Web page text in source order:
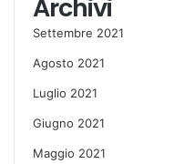
Archivi
Settembre 2021
Agosto 2021
Luglio 2021
Giugno 2021
Maggio 2021